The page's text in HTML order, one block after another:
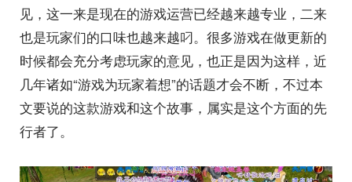
见，这一来是现在的游戏运营已经越来越专业，二来
也是玩家们的口味也越来越叼。很多游戏在做更新的
时候都会充分考虑玩家的意见，也正是因为这样，近
几年诸如“游戏为玩家着想”的话题才会不断，不过本
文要说的这款游戏和这个故事，属实是这个方面的先
行者了。